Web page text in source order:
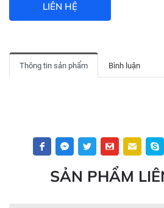
LIÊN HỆ
Thông tin sản phẩm Bình luận
SẢN PHẨM